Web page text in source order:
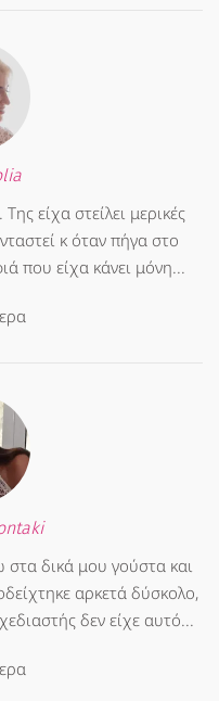
είχα στείλει μερικές
κ όταν πήγα στο
που είχα κάνει μόνη...
δικά μου γούστα και
αρκετά δύσκολο,
δεν είχε αυτό...